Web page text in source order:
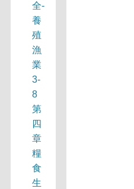
全-
養
殖
漁
業
3-
8
第
四
章
糧
食
生